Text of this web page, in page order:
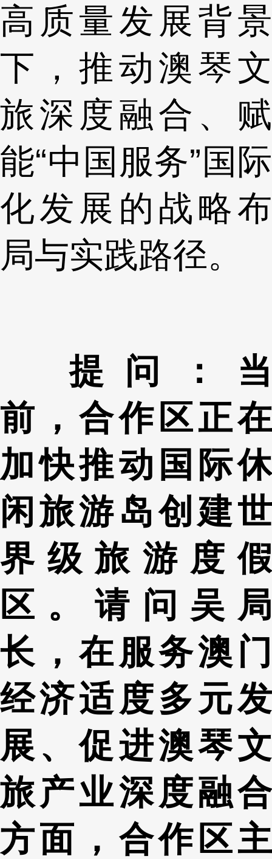
高质量发展背景
下，推动澳琴文
旅深度融合、赋
能“中国服务”国际
化发展的战略布
局与实践路径。
提问：当
前，合作区正在
加快推动国际休
闲旅游岛创建世
界级旅游度假
区。请问吴局
长，在服务澳门
经济适度多元发
展、促进澳琴文
旅产业深度融合
方面，合作区主